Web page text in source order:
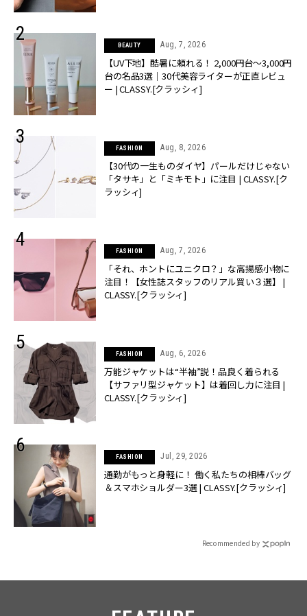
BEAUTY Aug, 7, 2026
【UV下地】酷暑に頼れる！ 2,000円台〜3,000円
台の名品3選｜30代美容ライターが正直レビュ
ー | CLASSY.[クラッシィ]
FASHION Aug, 8, 2026
【30代の一生ものダイヤ】パールだけじゃない
「タサキ」と「ミキモト」に注目 | CLASSY.[ク
ラッシィ]
FASHION Aug, 7, 2026
「それ、ホントにユニクロ？」な高揚感小物に
注目！【女性誌スタッフのリアル買い３選】 |
CLASSY.[クラッシィ]
FASHION Aug, 6, 2026
万能ジャケットは“半袖”説！品良く着られる
【サファリ型ジャケット】は着回し力に注目 |
CLASSY.[クラッシィ]
FASHION Jul, 29, 2026
通勤がもっと身軽に！ 働く私たちの相棒バッグ
＆スマホショルダー3選 | CLASSY.[クラッシィ]
Recommended by